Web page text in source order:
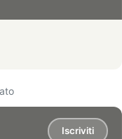
Iscriviti